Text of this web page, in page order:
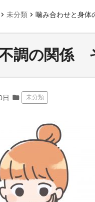
chevron_right 未分類 chevron_right 噛み合わせと身
不調の関係
日 folder 未分類